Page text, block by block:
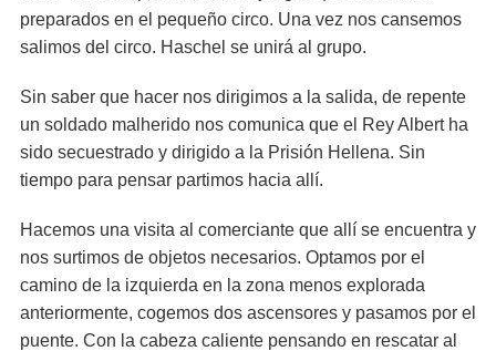
preparados en el pequeño circo. Una vez nos cansemos
salimos del circo. Haschel se unirá al grupo.
Sin saber que hacer nos dirigimos a la salida, de repente
un soldado malherido nos comunica que el Rey Albert ha
sido secuestrado y dirigido a la Prisión Hellena. Sin
tiempo para pensar partimos hacia allí.
Hacemos una visita al comerciante que allí se encuentra y
nos surtimos de objetos necesarios. Optamos por el
camino de la izquierda en la zona menos explorada
anteriormente, cogemos dos ascensores y pasamos por el
puente. Con la cabeza caliente pensando en rescatar al